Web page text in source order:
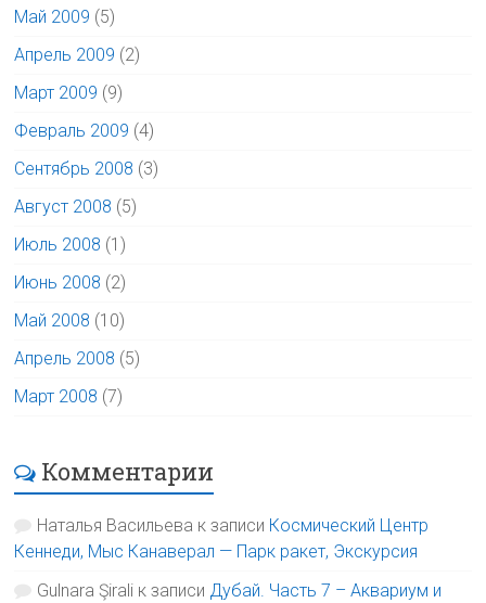
Май 2009 (5)
Апрель 2009 (2)
Март 2009 (9)
Февраль 2009 (4)
Сентябрь 2008 (3)
Август 2008 (5)
Июль 2008 (1)
Июнь 2008 (2)
Май 2008 (10)
Апрель 2008 (5)
Март 2008 (7)
Комментарии
Наталья Васильева к записи Космический Центр
Кеннеди, Мыс Канаверал — Парк ракет, Экскурсия
Gulnara Şirali к записи Дубай. Часть 7 – Аквариум и